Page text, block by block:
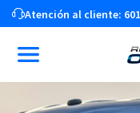
Atención al cliente: